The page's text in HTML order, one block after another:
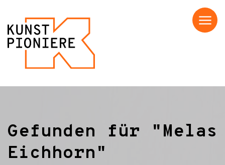
Menü
Gefunden für "Melas
Eichhorn"